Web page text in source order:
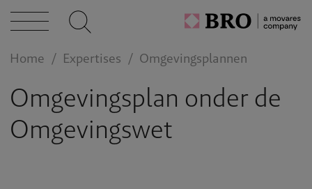
Home Expertises Omgevingsplannen
Omgevingsplan onder de
Omgevingswet